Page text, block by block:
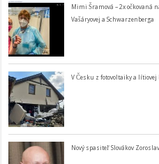
Mimi Šramová – 2x očkovaná
Vašáryovej a Schwarzenberga
V Česku z fotovoltaiky a
Nový spasiteľ Slovákov